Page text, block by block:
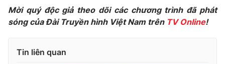
Giải sao mai
Làm đẹp
Chất lượng cuộc sống
Tuyển sinh
Công nghệ
Hitech Công nghệ tương lai
Giao lưu trực tuyến
Mời quý độc giả theo dõi các chương trình đã phát
sóng của Đài Truyền hình Việt Nam trên TV Online!
Tin liên quan